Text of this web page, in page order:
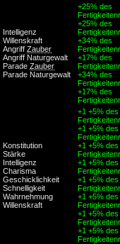
Intelligenz
Willenskraft
Angriff Zauber
Angriff Naturgewalt
Parade Zauber
Parade Naturgewalt
+25% des
+25% des
+34% des
+17% des
+34% des
+17% des
Konstitution
Stärke
Intelligenz
Charisma
Geschicklichkeit
Schnelligkeit
Wahrnehmung
Willenskraft
+1 +5% des
+1 +5% des
+1 +5% des
+1 +5% des
+1 +5% des
+1 +5% des
+1 +5% des
+1 +5% des